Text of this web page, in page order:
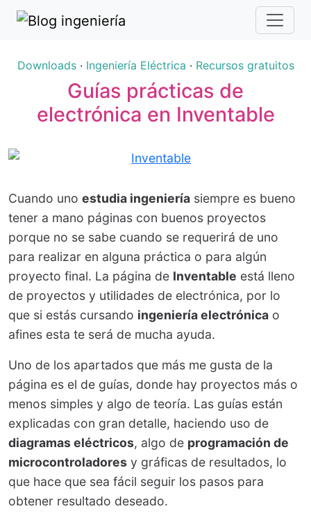
Downloads· Ingeniería Eléctrica · Recursos gratuitos
Guías prácticas de
electrónica en Inventable
Cuando uno estudia ingeniería siempre es bueno
tener a mano páginas con buenos proyectos
porque no se sabe cuando se requerirá de uno
para realizar en alguna práctica o para algún
proyecto final. La página de Inventable está lleno
de proyectos y utilidades de electrónica, por lo
que si estás cursando ingeniería electrónica o
afines esta te será de mucha ayuda.
Uno de los apartados que más me gusta de la
página es el de guías, donde hay proyectos más o
menos simples y algo de teoría. Las guías están
explicadas con gran detalle, haciendo uso de
diagramas eléctricos, algo de programación de
microcontroladores y gráficas de resultados, lo
que hace que sea fácil seguir los pasos para
obtener resultado deseado.